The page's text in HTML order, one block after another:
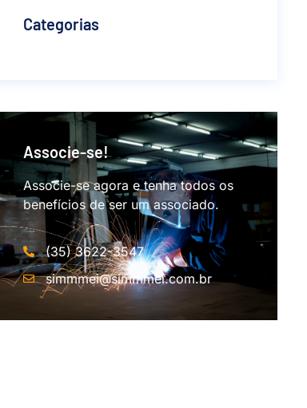
Categorias
Associe-se!
Associe-se agora e tenha todos os
benefícios de ser um associado.
(35) 3622-3547
simmmei@simmmei.com.br